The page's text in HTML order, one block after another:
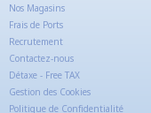
Nos Magasins
Frais de Ports
Recrutement
Contactez-nous
Détaxe - Free TAX
Gestion des Cookies
Politique de Confidentialité